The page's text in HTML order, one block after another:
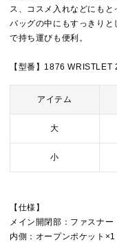
ス、コスメ入れなどにもと
バッグの中にもすっきりと
で持ち運びも便利。
【型番】1876 WRISTLET
アイテム
大
小
【仕様】
メイン開閉部：ファスナー
内側：オープンポケット